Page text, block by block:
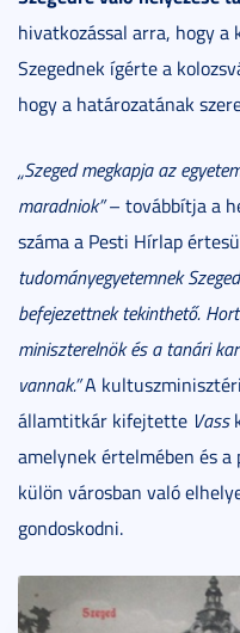
hivatkozással arra, hogy
Szegednek ígérte a
hogy a határozatának
„Szeged megkapja az
maradniok”– továbbítja a
száma a Pesti Hírlap
tudományegyetemnek
befejezettnek tekinthető.
miniszterelnök és a tanári
vannak.”A
államtitkár kifejtette Vass
amelynek értelmében és
külön városban való
gondoskodni.